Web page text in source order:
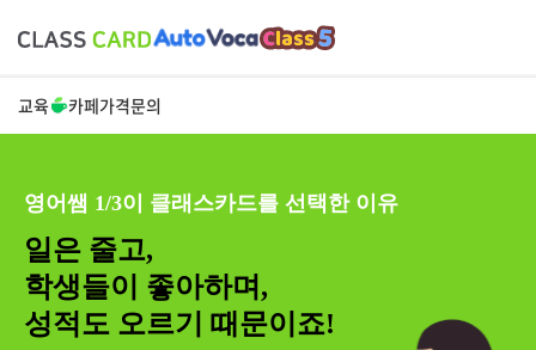
교육 카페가격문의
영어쌤 1/3이 클래스카드를 선택한 이유
일은 줄고,
학생들이 좋아하며,
성적도 오르기 때문이죠!